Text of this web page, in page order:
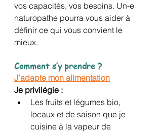
vos capacités, vos besoins. Un-e
naturopathe pourra vous aider à
définir ce qui vous convient le
mieux.
Comment s’y prendre ?
J’adapte mon alimentation
Je privilégie :
Les fruits et légumes bio,
locaux et de saison que je
cuisine à la vapeur de